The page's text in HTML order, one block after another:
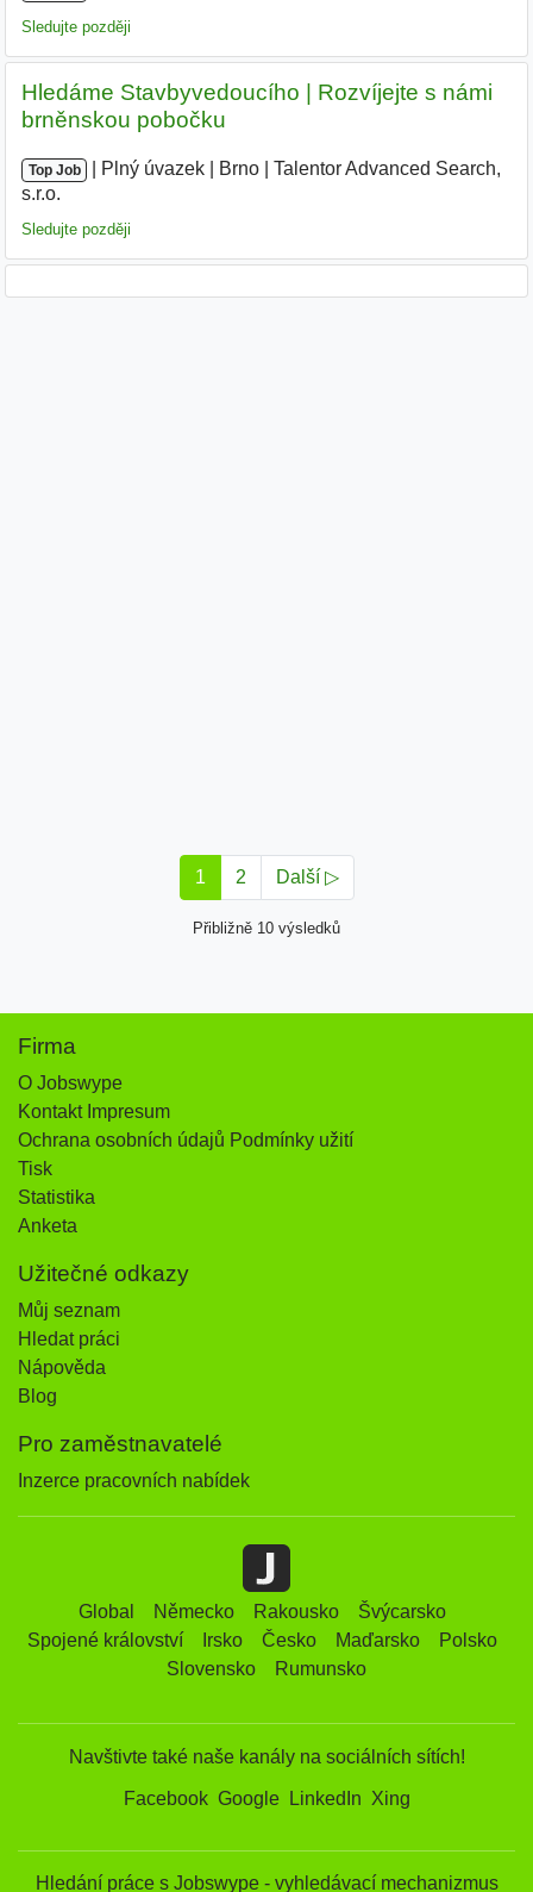
Sledujte později
Hledáme Stavbyvedoucího | Rozvíjejte s námi
brněnskou pobočku
Top Job Plný úvazek Brno
Talentor Advanced Search,
s.r.o.
Sledujte později
1 2 Další ▷
Přibližně 10 výsledků
Firma
O Jobswype
Kontakt Impresum
Ochrana osobních údajů Podmínky užití
Tisk
Statistika
Anketa
Užitečné odkazy
Můj seznam
Hledat práci
Nápověda
Blog
Pro zaměstnavatelé
Inzerce pracovních nabídek
Global Německo Rakousko
Švýcarsko
Spojené království
Irsko Česko Maďarsko
Polsko
Slovensko
Rumunsko
Navštivte také naše kanály na sociálních sítích!
Facebook Google LinkedIn Xing
Hledání práce s Jobswype - vyhledávací mechanizmus